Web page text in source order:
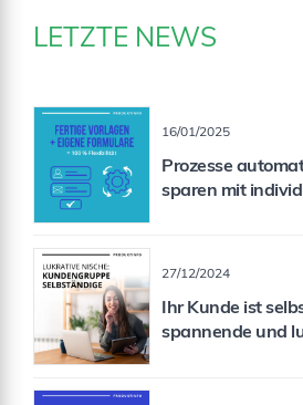
LETZTE NEWS
16/01/2025
Prozesse
sparen mit
27/12/2024
Ihr Kunde ist
spannende und